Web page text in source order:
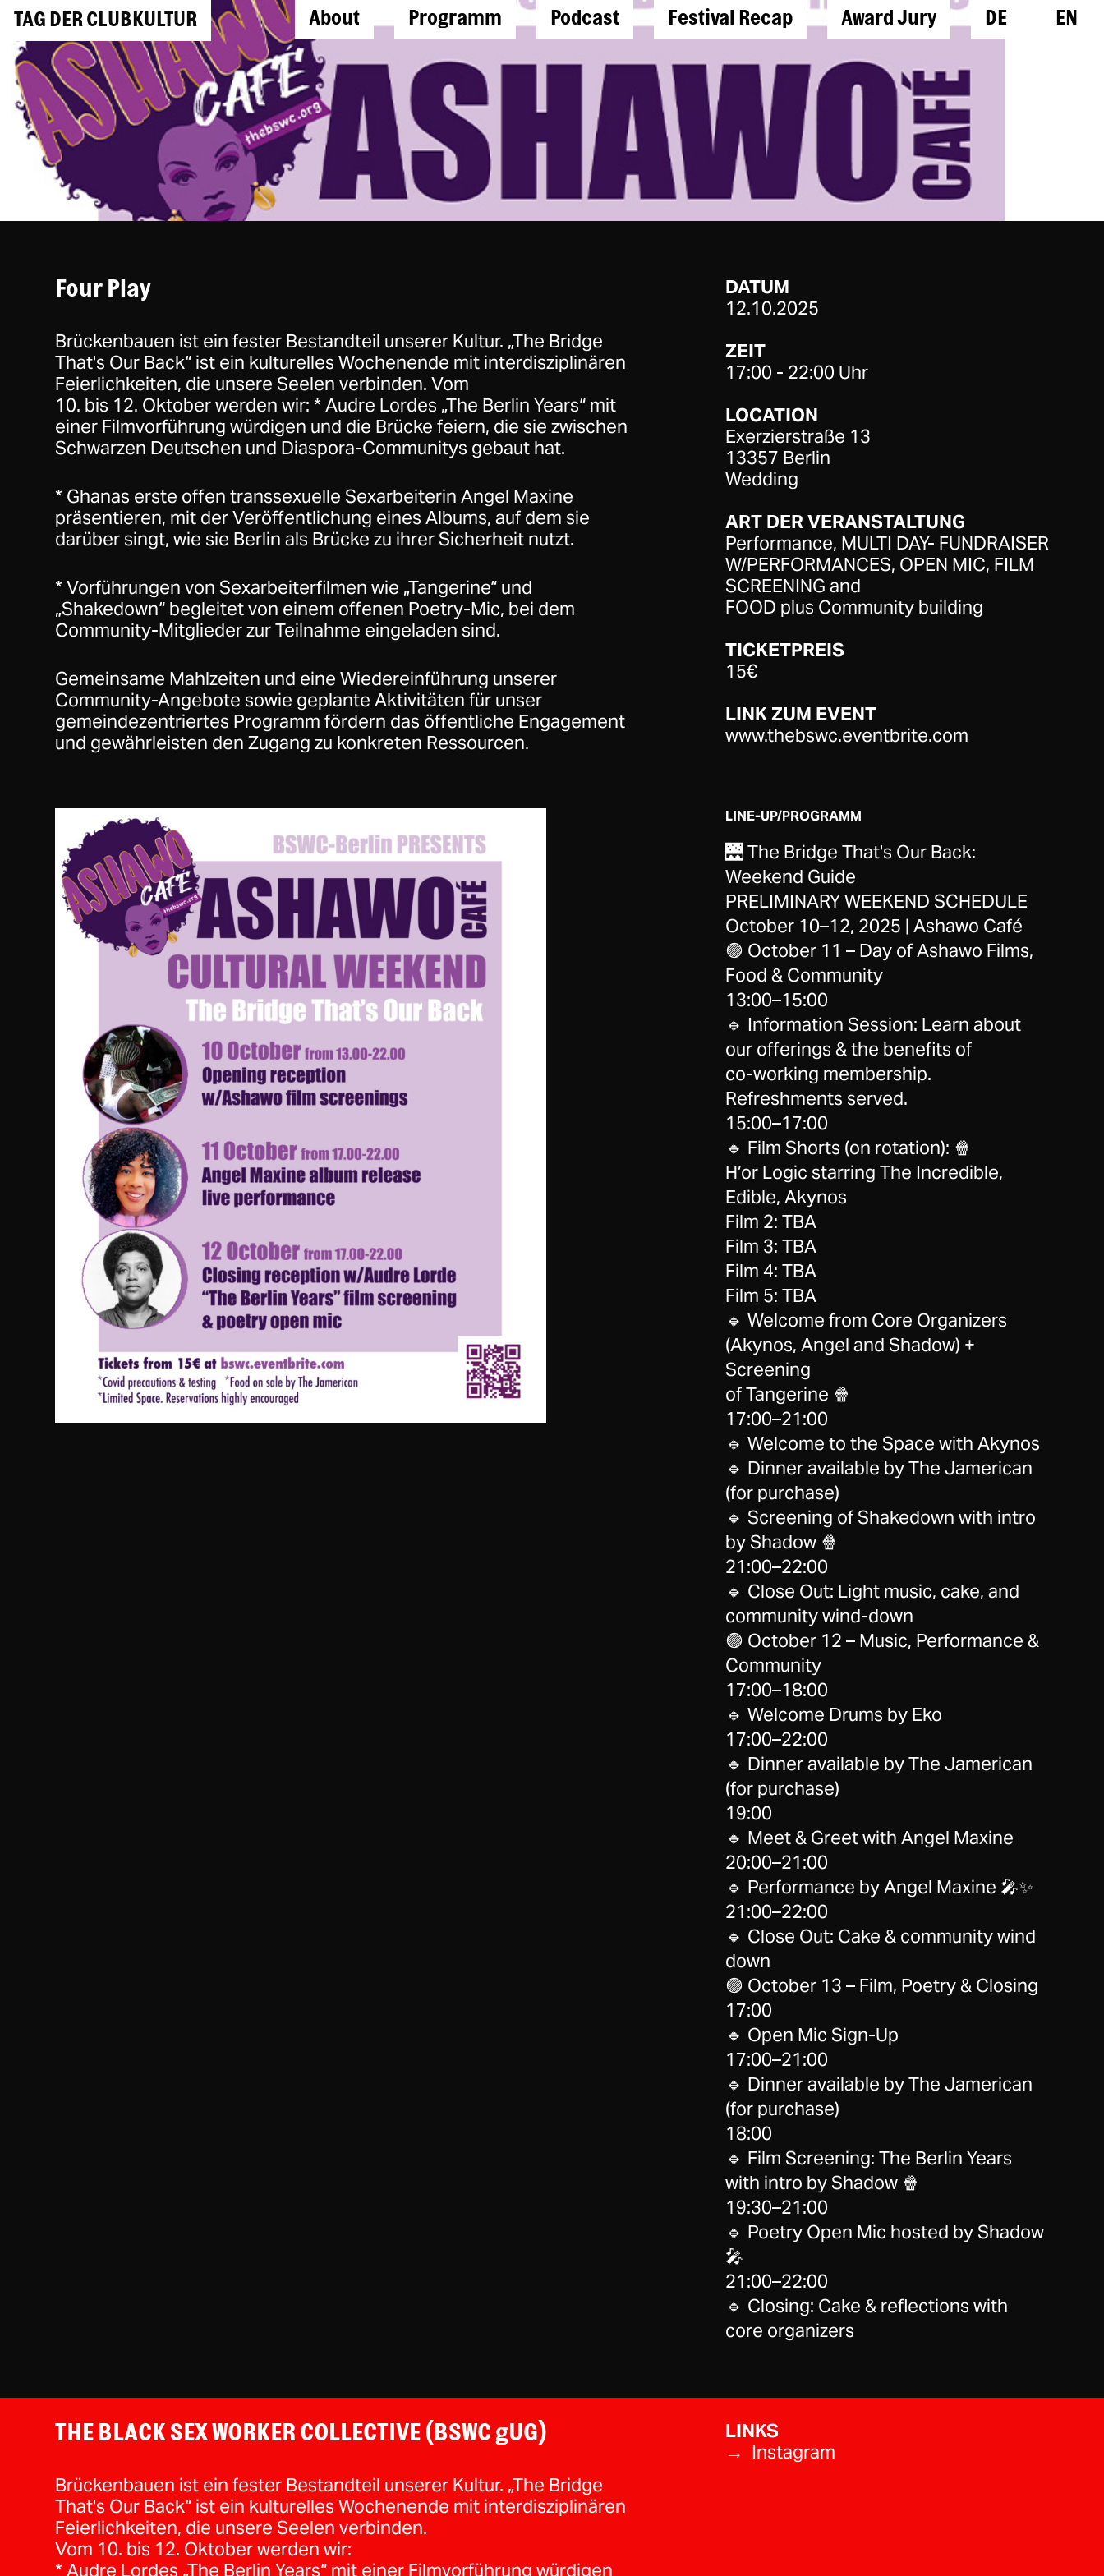
TAG DER CLUBKULTUR About Programm Podcast Festival Recap Award Jury DE EN
Four Play
Brückenbauen ist ein fester Bestandteil unserer Kultur. „The Bridge
That's Our Back“ ist ein kulturelles Wochenende mit interdisziplinären
Feierlichkeiten, die unsere Seelen verbinden. Vom
10. bis 12. Oktober werden wir: * Audre Lordes „The Berlin Years“ mit
einer Filmvorführung würdigen und die Brücke feiern, die sie zwischen
Schwarzen Deutschen und Diaspora-Communitys gebaut hat.
* Ghanas erste offen transsexuelle Sexarbeiterin Angel Maxine
präsentieren, mit der Veröffentlichung eines Albums, auf dem sie
darüber singt, wie sie Berlin als Brücke zu ihrer Sicherheit nutzt.
* Vorführungen von Sexarbeiterfilmen wie „Tangerine“ und
„Shakedown“ begleitet von einem offenen Poetry-Mic, bei dem
Community-Mitglieder zur Teilnahme eingeladen sind.
Gemeinsame Mahlzeiten und eine Wiedereinführung unserer
Community-Angebote sowie geplante Aktivitäten für unser
gemeindezentriertes Programm fördern das öffentliche Engagement
und gewährleisten den Zugang zu konkreten Ressourcen.
DATUM
12.10.2025
ZEIT
17:00 - 22:00 Uhr
LOCATION
Exerzierstraße 13
13357 Berlin
Wedding
ART DER VERANSTALTUNG
Performance, MULTI DAY- FUNDRAISER
W/PERFORMANCES, OPEN MIC, FILM
SCREENING and
FOOD plus Community building
TICKETPREIS
15€
LINK ZUM EVENT
www.thebswc.eventbrite.com
LINE-UP/PROGRAMM
🌉 The Bridge That's Our Back:
Weekend Guide
PRELIMINARY WEEKEND SCHEDULE
October 10–12, 2025 | Ashawo Café
🟣 October 11 – Day of Ashawo Films,
Food & Community
13:00–15:00
🔹 Information Session: Learn about
our offerings & the benefits of
co-working membership.
Refreshments served.
15:00–17:00
🔹 Film Shorts (on rotation): 🍿
H’or Logic starring The Incredible,
Edible, Akynos
Film 2: TBA
Film 3: TBA
Film 4: TBA
Film 5: TBA
🔹 Welcome from Core Organizers
(Akynos, Angel and Shadow) +
Screening
of Tangerine 🍿
17:00–21:00
🔹 Welcome to the Space with Akynos
🔹 Dinner available by The Jamerican
(for purchase)
🔹 Screening of Shakedown with intro
by Shadow 🍿
21:00–22:00
🔹 Close Out: Light music, cake, and
community wind-down
🟣 October 12 – Music, Performance &
Community
17:00–18:00
🔹 Welcome Drums by Eko
17:00–22:00
🔹 Dinner available by The Jamerican
(for purchase)
19:00
🔹 Meet & Greet with Angel Maxine
20:00–21:00
🔹 Performance by Angel Maxine 🎤✨
21:00–22:00
🔹 Close Out: Cake & community wind
down
🟣 October 13 – Film, Poetry & Closing
17:00
🔹 Open Mic Sign-Up
17:00–21:00
🔹 Dinner available by The Jamerican
(for purchase)
18:00
🔹 Film Screening: The Berlin Years
with intro by Shadow 🍿
19:30–21:00
🔹 Poetry Open Mic hosted by Shadow
🎤
21:00–22:00
🔹 Closing: Cake & reflections with
core organizers
THE BLACK SEX WORKER COLLECTIVE (BSWC gUG)
Brückenbauen ist ein fester Bestandteil unserer Kultur. „The Bridge
That's Our Back“ ist ein kulturelles Wochenende mit interdisziplinären
Feierlichkeiten, die unsere Seelen verbinden.
Vom 10. bis 12. Oktober werden wir:
* Audre Lordes „The Berlin Years“ mit einer Filmvorführung würdigen
LINKS
→ Instagram